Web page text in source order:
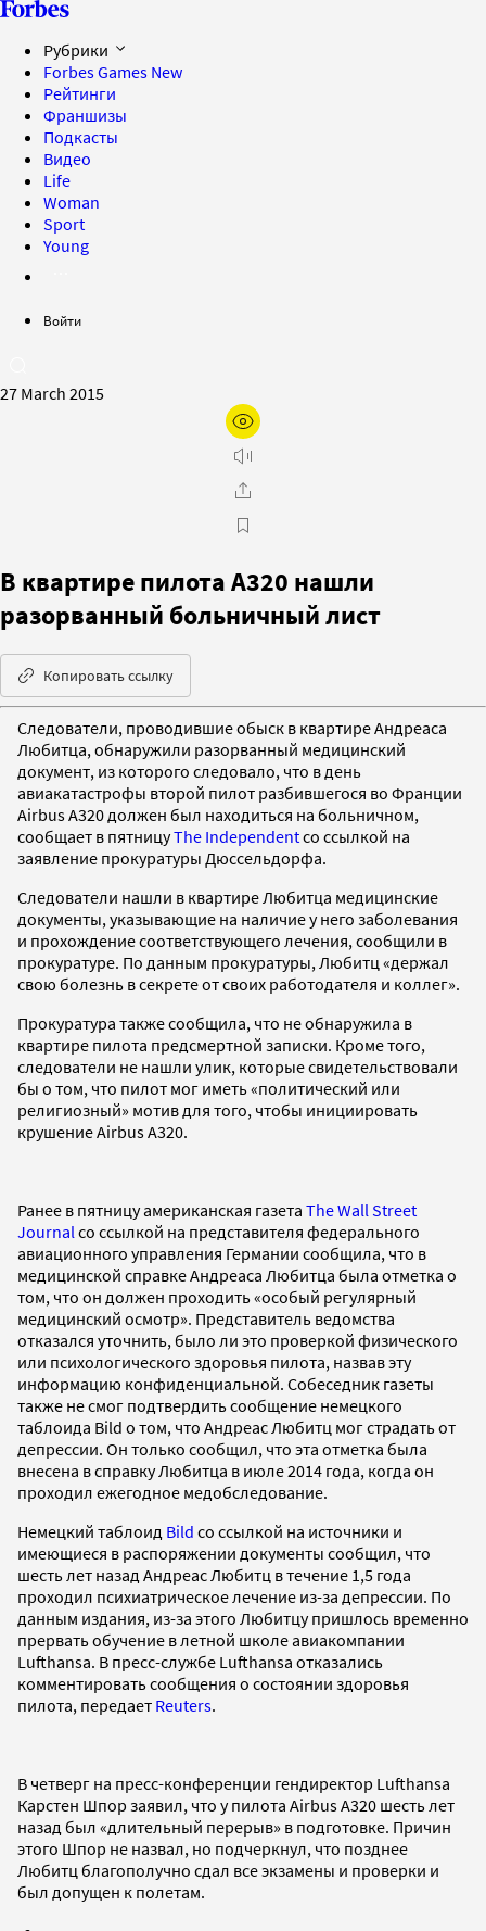
Рубрики
Forbes Games New
Рейтинги
Франшизы
Подкасты
Видео
Life
Woman
Sport
Young
Войти
27 March 2015
В квартире пилота A320 нашли
разорванный больничный лист
Копировать ссылку
Следователи, проводившие обыск в квартире Андреаса
Любитца, обнаружили разорванный медицинский
документ, из которого следовало, что в день
авиакатастрофы второй пилот разбившегося во Франции
Airbus A320 должен был находиться на больничном,
сообщает в пятницуThe Independentсо ссылкой на
заявление прокуратуры Дюссельдорфа.
Следователи нашли в квартире Любитца медицинские
документы, указывающие на наличие у него заболевания
и прохождение соответствующего лечения, сообщили в
прокуратуре. По данным прокуратуры, Любитц «держал
свою болезнь в секрете от своих работодателя и коллег».
Прокуратура также сообщила, что не обнаружила в
квартире пилота предсмертной записки. Кроме того,
следователи не нашли улик, которые свидетельствовали
бы о том, что пилот мог иметь «политический или
религиозный» мотив для того, чтобы инициировать
крушение Airbus A320.
Ранее в пятницу американская газета The Wall Street
Journal со ссылкой на представителя федерального
авиационного управления Германии сообщила, что в
медицинской справке Андреаса Любитца была отметка о
том, что он должен проходить «особый регулярный
медицинский осмотр». Представитель ведомства
отказался уточнить, было ли это проверкой физического
или психологического здоровья пилота, назвав эту
информацию конфиденциальной. Собеседник газеты
также не смог подтвердить сообщение немецкого
таблоида Bild о том, что Андреас Любитц мог страдать от
депрессии. Он только сообщил, что эта отметка была
внесена в справку Любитца в июле 2014 года, когда он
проходил ежегодное медобследование.
Немецкий таблоид Bild со ссылкой на источники и
имеющиеся в распоряжении документы сообщил, что
шесть лет назад Андреас Любитц в течение 1,5 года
проходил психиатрическое лечение из-за депрессии. По
данным издания, из-за этого Любитцу пришлось временно
прервать обучение в летной школе авиакомпании
Lufthansa. В пресс-службе Lufthansa отказались
комментировать сообщения о состоянии здоровья
пилота, передает Reuters.
В четверг на пресс-конференции гендиректор Lufthansa
Карстен Шпор заявил, что у пилота Airbus A320 шесть лет
назад был «длительный перерыв» в подготовке. Причин
этого Шпор не назвал, но подчеркнул, что позднее
Любитц благополучно сдал все экзамены и проверки и
был допущен к полетам.